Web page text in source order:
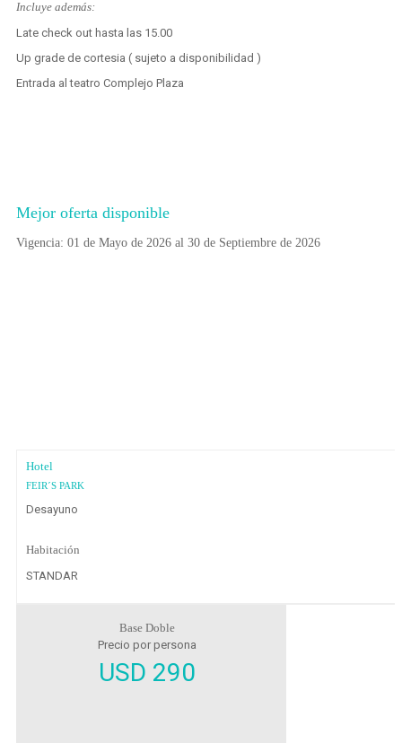
Incluye además:
Late check out hasta las 15.00
Up grade de cortesia ( sujeto a disponibilidad )
Entrada al teatro Complejo Plaza
Mejor oferta disponible
Vigencia: 01 de Mayo de 2026 al 30 de Septiembre de 2026
Hotel
FEIR´S PARK
Desayuno
Habitación
STANDAR
Base Doble
Precio por persona
USD 290